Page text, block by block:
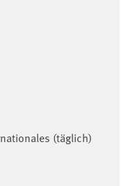
(täglich)